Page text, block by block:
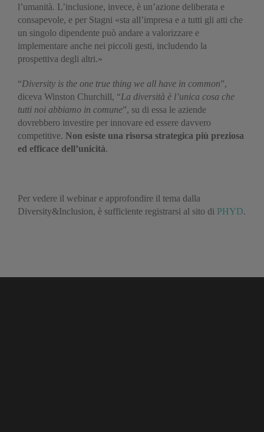
l’umanità. L’inclusione, invece, è un’azione deliberata e
consapevole, e per Stagni «sta all’impresa e a tutti gli atti che
un singolo dipendente può andare a valorizzare e
implementare anche nei piccoli gesti, includendo la
prospettiva degli altri.»
“Diversity is the one true thing we all have in common”,
diceva Winston Churchill, “La diversità è l’unica cosa che
tutti noi abbiamo in comune”, su di essa le aziende
dovrebbero investire per innovare ed essere davvero
competitive. Non esiste una risorsa strategica più preziosa
ed efficace dell’unicità.
Per vedere il webinar e approfondire il tema dalla
Diversity&Inclusion, è sufficiente registrarsi al sito di PHYD.